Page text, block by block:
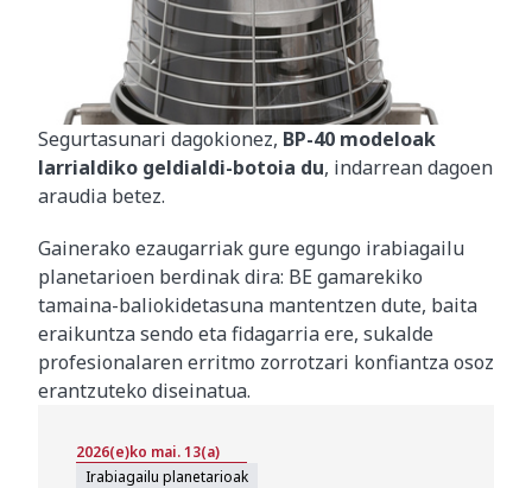
Segurtasunari dagokionez, BP-40 modeloak
larrialdiko geldialdi-botoia du, indarrean dagoen
araudia betez.
Gainerako ezaugarriak gure egungo irabiagailu
planetarioen berdinak dira: BE gamarekiko
tamaina-baliokidetasuna mantentzen dute, baita
eraikuntza sendo eta fidagarria ere, sukalde
profesionalaren erritmo zorrotzari konfiantza osoz
erantzuteko diseinatua.
2026(e)ko mai. 13(a)
Irabiagailu planetarioak